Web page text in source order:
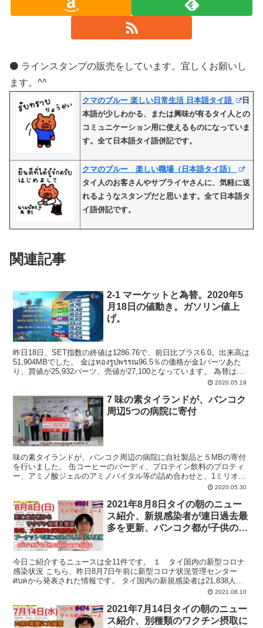
⚫️ ラインスタンプの販売をしています。宜しくお願いし
ます。^^
クマのブルー 楽しい日常生活 日本語タイ語
日
本語が少しわかる、または興味が有るタイ人との
コミュニケーション用に使えるものになっていま
す。全て日本語タイ語併記です。
クマのブルー 楽しい職場（日本語タイ語）
タイ人のお客さんやサプライヤさんに、気軽に送
れるようなスタンプだと思います。全て日本語タ
イ語併記です。
関連記事
2-1 マーケットと為替。2020年5
月18日の値動き。ガソリン値上
げ。
昨日18日、SET指数の終値は1286.76で、前日比プラス6.0。出来高は
51,904MBでした。 金はทองรูปพรรณ96.5％の価格が金1バーツあた
り、買値が25,932バーツ、売値が27,100となっています。 為替は、1
2020.05.19
7 味の素タイランドが、バンコク
周辺5つの病院に寄付
味の素タイランドが、バンコク周辺の病院に自社製品と５MBの寄付
を行いました。 缶コーヒーのバーディ、プロテイン飲料のプロティ
ー、アミノ酸ジェルのアミノバイタル等の詰め合わせと、1ミリオン
バーツ（約330万円）をバンコク周辺の五つの病院にそれ...2020.05.30
2021年8月8日タイの朝のニュー
ス紹介、新規感染者が連日過去最
多を更新、バンコク都が子供の感
に懸賞金など
今日ご紹介するニュースは全11件です。 １ タイ国内の新型コロナ
感染状況 こちら、昨日8月7日午前に新型コロナ状況管理センター
ศบคから発表された情報です。 タイ国内の新規感染者は21,838人で
2021.08.10
2021年7月14日タイの朝のニュー
ス紹介、別種類のワクチン摂取に